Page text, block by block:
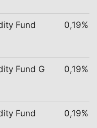
Fund
0,19%
Fund G
0,19%
Fund
0,19%